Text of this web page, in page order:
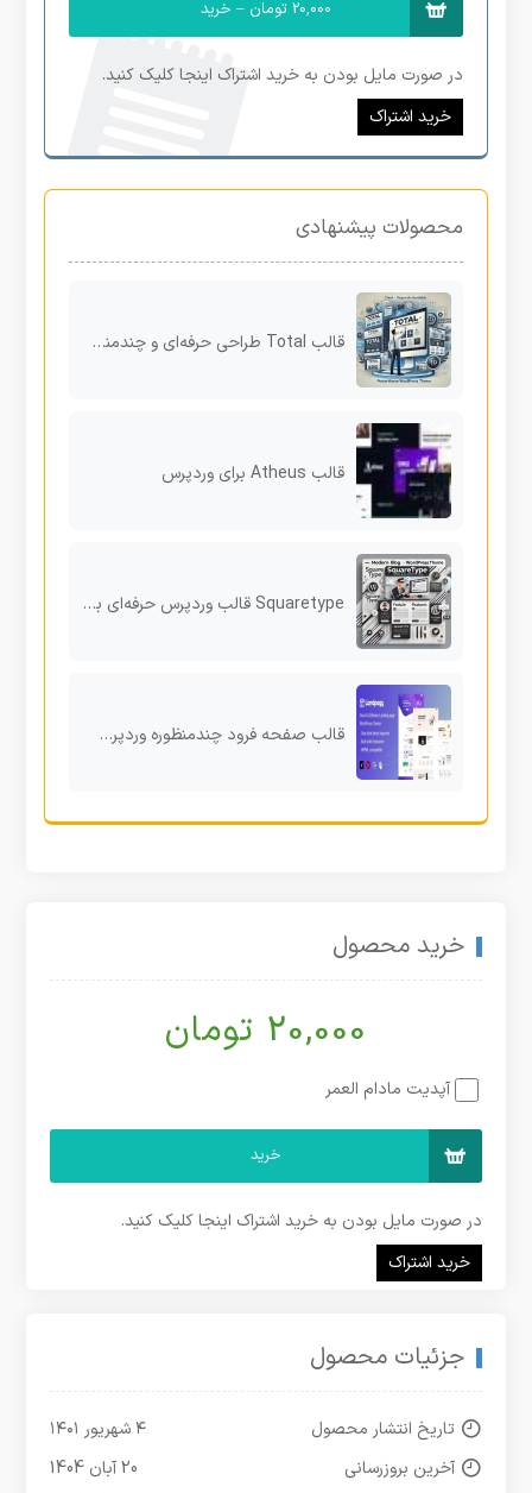
20,000 تومان – خرید
در صورت مایل بودن به خرید اشتراک اینجا کلیک کنید.
خرید اشتراک
محصولات پیشنهادی
قالب Total طراحی حرفه‌ای و چندمنظوره برای تمامی وب‌سایت‌های وردپرس
قالب Atheus برای وردپرس
Squaretype قالب وردپرس حرفه‌ای برای وبلاگ‌های مدرن و مجلات آنلاین
قالب صفحه فرود چندمنظوره وردپرس Landpagy
خرید محصول
20,000 تومان
آپدیت مادام العمر
خرید
در صورت مایل بودن به خرید اشتراک اینجا کلیک کنید.
خرید اشتراک
جزئیات محصول
تاریخ انتشار محصول
۴ شهریور ۱۴۰۱
آخرین بروزرسانی
20 آبان 1404